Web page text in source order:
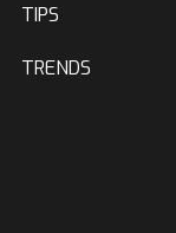
TIPS
TRENDS